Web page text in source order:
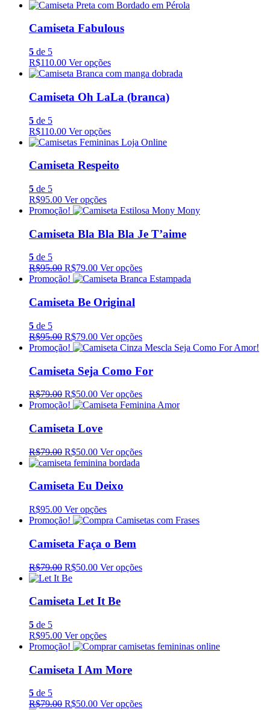
Camiseta Fabulous
5 de 5
R$110.00 Ver opções
Camiseta Oh LaLa (branca)
5 de 5
R$110.00 Ver opções
Camiseta Respeito
5 de 5
R$95.00 Ver opções
Promoção!
Camiseta Bla Bla Bla Je T’aime
5 de 5
R$95.00 R$79.00 Ver opções
Promoção!
Camiseta Be Original
5 de 5
R$95.00 R$79.00 Ver opções
Promoção!
Camiseta Seja Como For
R$79.00 R$50.00 Ver opções
Promoção!
Camiseta Love
R$79.00 R$50.00 Ver opções
Camiseta Eu Deixo
R$95.00 Ver opções
Promoção!
Camiseta Faça o Bem
R$79.00 R$50.00 Ver opções
Camiseta Let It Be
5 de 5
R$95.00 Ver opções
Promoção!
Camiseta I Am More
5 de 5
R$79.00 R$50.00 Ver opções